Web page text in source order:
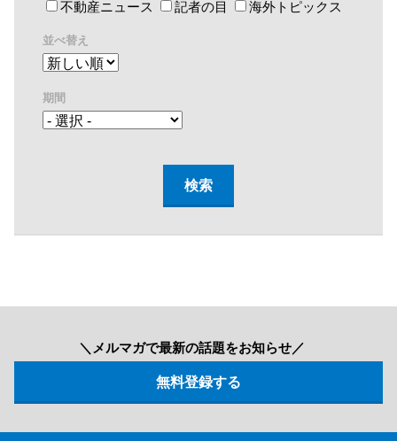
不動産ニュース 記者の目 海外トピックス
並べ替え
期間
＼メルマガで最新の話題をお知らせ／